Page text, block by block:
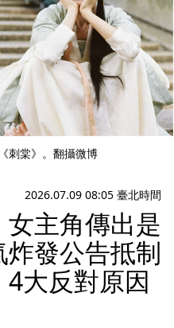
刺棠》。翻攝微博
2026.07.09 08:05 臺北時間
主角傳出是
發公告抵制
4大反對原因